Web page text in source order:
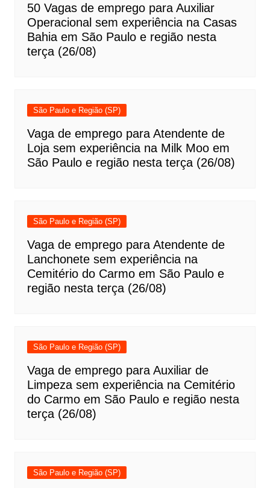
50 Vagas de emprego para Auxiliar
Operacional sem experiência na Casas
Bahia em São Paulo e região nesta
terça (26/08)
São Paulo e Região (SP)
Vaga de emprego para Atendente de
Loja sem experiência na Milk Moo em
São Paulo e região nesta terça (26/08)
São Paulo e Região (SP)
Vaga de emprego para Atendente de
Lanchonete sem experiência na
Cemitério do Carmo em São Paulo e
região nesta terça (26/08)
São Paulo e Região (SP)
Vaga de emprego para Auxiliar de
Limpeza sem experiência na Cemitério
do Carmo em São Paulo e região nesta
terça (26/08)
São Paulo e Região (SP)